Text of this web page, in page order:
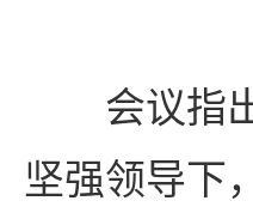
会议指
坚强领导下